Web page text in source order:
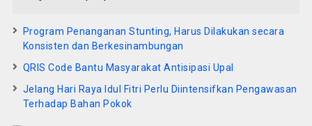
Program Penanganan Stunting, Harus Dilakukan secara
Konsisten dan Berkesinambungan
QRIS Code Bantu Masyarakat Antisipasi Upal
Jelang Hari Raya Idul Fitri Perlu Diintensifkan Pengawasan
Terhadap Bahan Pokok